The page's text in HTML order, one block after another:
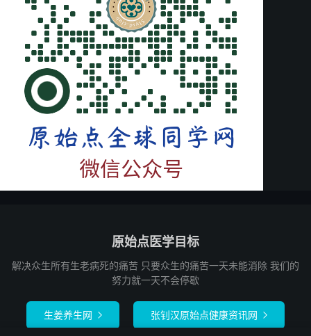
原始点医学目标
解决众生所有生老病死的痛苦 只要众生的痛苦一天未能消除 我们的
努力就一天不会停歇
生姜养生网  张钊汉原始点健康资讯网 